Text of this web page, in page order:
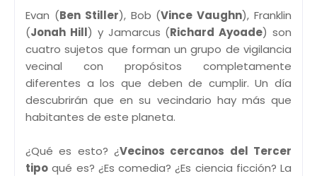
Evan (Ben Stiller), Bob (Vince Vaughn), Franklin
(Jonah Hill) y Jamarcus (Richard Ayoade) son
cuatro sujetos que forman un grupo de vigilancia
vecinal con propósitos completamente
diferentes a los que deben de cumplir. Un día
descubrirán que en su vecindario hay más que
habitantes de este planeta.
¿Qué es esto? ¿Vecinos cercanos del Tercer
tipo qué es? ¿Es comedia? ¿Es ciencia ficción? La